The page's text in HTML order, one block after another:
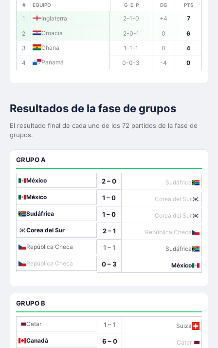
# EQUIPO G-E-P DG PTS
1 Inglaterra 2-1-0 +4 7
2 Croacia 2-0-1 0
6
3
Ghana 1-1-1 0
4
4
Panamá 0-0-3 -4 0
Resultados de la fase de grupos
El resultado final de cada uno de los 72 partidos de la fase de
grupos.
GRUPO A
México 2 – 0
Sudáfrica
México
1 – 0
Corea del Sur
Sudáfrica
1 – 0
Corea del Sur
Corea del Sur
2 – 1
República Checa
República Checa
1 – 1
Sudáfrica
República Checa
0 – 3 México
GRUPO B
Catar 1 – 1
Suiza
Canadá
6 – 0
Catar